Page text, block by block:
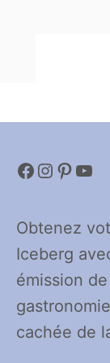
Facebook
Obtenez
Iceberg
émission
cachée de